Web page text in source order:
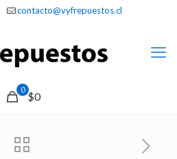
contacto@vyfrepuestos.cl
0
$0